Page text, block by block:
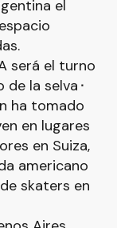
el
será el turno
la selva⬝
ha tomado
en lugares
en Suiza,
americano
skaters en